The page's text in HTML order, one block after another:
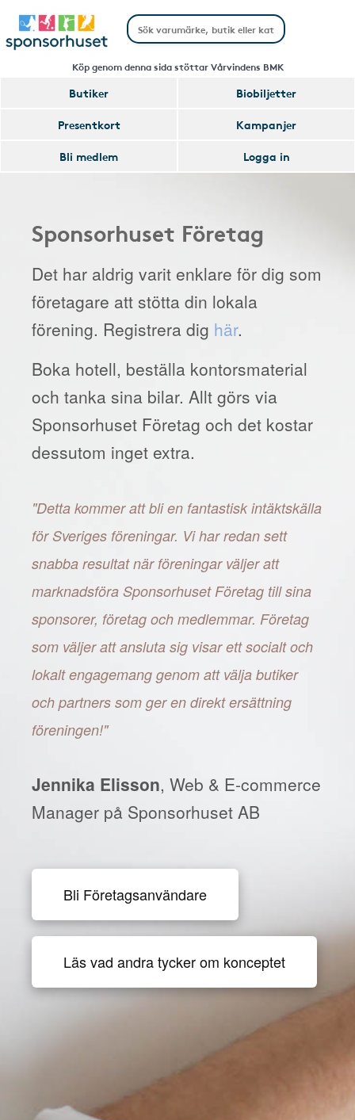
Köp genom denna sida stöttar Vårvindens BMK
Butiker
Biobiljetter
Presentkort
Kampanjer
Bli medlem
Logga in
Sponsorhuset Företag
Det har aldrig varit enklare för dig som
företagare att stötta din lokala
förening. Registrera dig här.
Boka hotell, beställa kontorsmaterial
och tanka sina bilar. Allt görs via
Sponsorhuset Företag och det kostar
dessutom inget extra.
"Detta kommer att bli en fantastisk intäktskälla
för Sveriges föreningar. Vi har redan sett
snabba resultat när föreningar väljer att
marknadsföra Sponsorhuset Företag till sina
sponsorer, företag och medlemmar. Företag
som väljer att ansluta sig visar ett socialt och
lokalt engagemang genom att välja butiker
och partners som ger en direkt ersättning
föreningen!"
Jennika Elisson, Web & E-commerce
Manager på Sponsorhuset AB
Bli Företagsanvändare
Läs vad andra tycker om konceptet